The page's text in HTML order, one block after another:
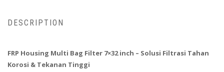
DESCRIPTION
FRP Housing Multi Bag Filter 7×32 inch – Solusi Filtrasi Tahan
Korosi & Tekanan Tinggi